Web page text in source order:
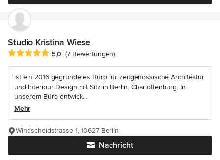
Studio Kristina Wiese
Durchschnittliche Bewertung: 5 von 5 Sternen
5,0 (7 Bewertungen)
ist ein 2016 gegründetes Büro für zeitgenössische Architektur
und Interiour Design mit Sitz in Berlin. Charlottenburg. In
unserem Büro entwick...
Mehr
Nachricht
Windscheidstrasse 1, 10627 Berlin